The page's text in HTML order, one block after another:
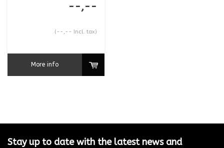
--,--
(--,-- Incl. tax)
More info
Stay up to date with the latest news and